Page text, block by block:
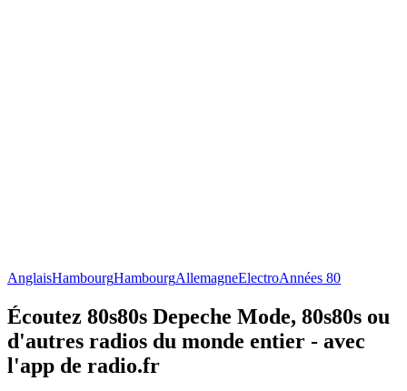
AnglaisHambourgHambourgAllemagneElectroAnnées 80
Écoutez 80s80s Depeche Mode, 80s80s ou
d'autres radios du monde entier - avec
l'app de radio.fr